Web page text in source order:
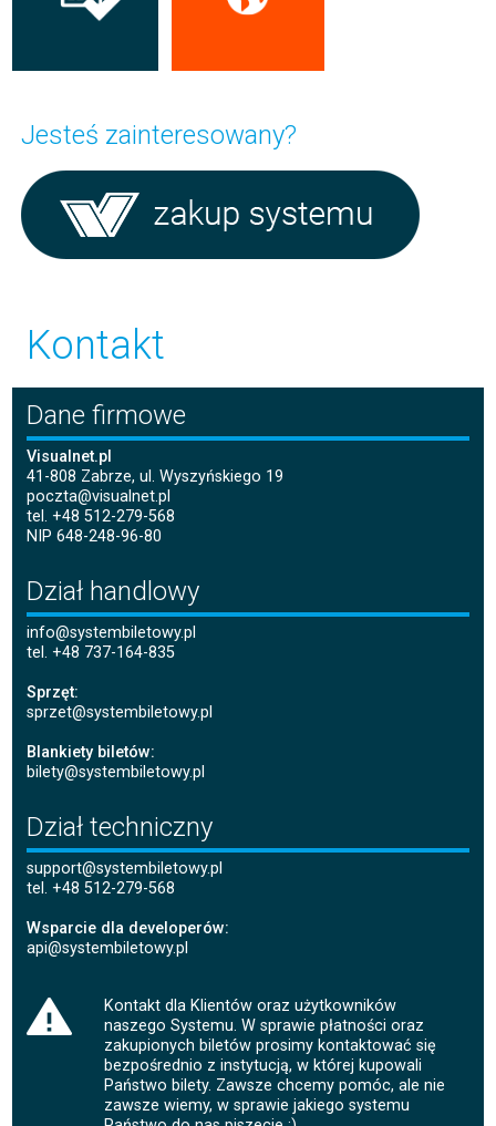
Jesteś zainteresowany?
Kontakt
Dane firmowe
Visualnet.pl
41-808 Zabrze, ul. Wyszyńskiego 19
poczta@visualnet.pl
tel. +48 512-279-568
NIP 648-248-96-80
Dział handlowy
info@systembiletowy.pl
tel. +48 737-164-835
Sprzęt:
sprzet@systembiletowy.pl
Blankiety biletów:
bilety@systembiletowy.pl
Dział techniczny
support@systembiletowy.pl
tel. +48 512-279-568
Wsparcie dla developerów:
api@systembiletowy.pl
Kontakt dla Klientów oraz użytkowników
naszego Systemu. W sprawie płatności oraz
zakupionych biletów prosimy kontaktować się
bezpośrednio z instytucją, w której kupowali
Państwo bilety. Zawsze chcemy pomóc, ale nie
zawsze wiemy, w sprawie jakiego systemu